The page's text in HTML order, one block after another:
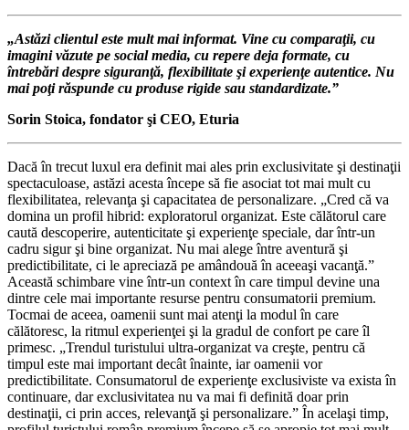
„Astăzi clientul este mult mai informat. Vine cu comparaţii, cu
imagini văzute pe social media, cu repere deja formate, cu
întrebări despre siguranţă, flexibilitate şi experienţe autentice. Nu
mai poţi răspunde cu produse rigide sau standardizate.”
Sorin Stoica, fondator şi CEO, Eturia
Dacă în trecut luxul era definit mai ales prin exclusivitate şi destinaţii
spectaculoase, astăzi acesta începe să fie asociat tot mai mult cu
flexibilitatea, relevanţa şi capacitatea de personalizare. „Cred că va
domina un profil hibrid: exploratorul organizat. Este călătorul care
caută descoperire, autenticitate şi experienţe speciale, dar într-un
cadru sigur şi bine organizat. Nu mai alege între aventură şi
predictibilitate, ci le apreciază pe amândouă în aceeaşi vacanţă.”
Această schimbare vine într-un context în care timpul devine una
dintre cele mai importante resurse pentru consumatorii premium.
Tocmai de aceea, oamenii sunt mai atenţi la modul în care
călătoresc, la ritmul experienţei şi la gradul de confort pe care îl
primesc. „Trendul turistului ultra-organizat va creşte, pentru că
timpul este mai important decât înainte, iar oamenii vor
predictibilitate. Consumatorul de experienţe exclusiviste va exista în
continuare, dar exclusivitatea nu va mai fi definită doar prin
destinaţii, ci prin acces, relevanţă şi personalizare.” În acelaşi timp,